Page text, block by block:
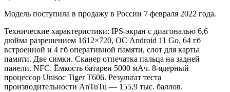
Модель поступила в продажу в России 7 февраля 2022 года.
Технические характеристики: IPS-экран с диагональю 6,6
дюйма разрешением 1612×720, ОС Android 11 Go, 64 гб
встроенной и 4 гб оперативной памяти, слот для карты
памяти. Две симки. Сканер отпечатка пальца на задней
панели. NFC. Ёмкость батареи 5000 мАч. 8-ядерный
процессор Unisoc Tiger T606. Результат теста
производительности AnTuTu — 155,9 тыс. баллов.